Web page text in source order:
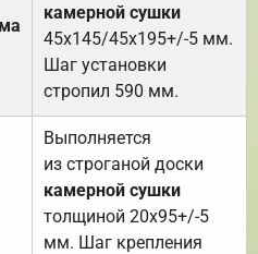
камерной сушки
45х145/45х195+/-5 мм.
Шаг установки
стропил 590 мм.
Выполняется
из строганой доски
камерной сушки
толщиной 20х95+/-5
мм. Шаг крепления